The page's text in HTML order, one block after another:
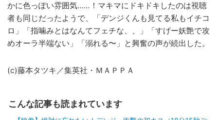
かに色っぽい雰囲気……！マキマにドキドキしたのは視聴
者も同じだったようで、「デンジくんも見てる私もイチコ
ロ」「指噛みとはなんてフェチな、、」「すげー妖艶で攻
めオーラ半端ない」「溺れる〜」と興奮の声が続出した。
(c)藤本タツキ／集英社・ＭＡＰＰＡ
こんな記事も読まれています